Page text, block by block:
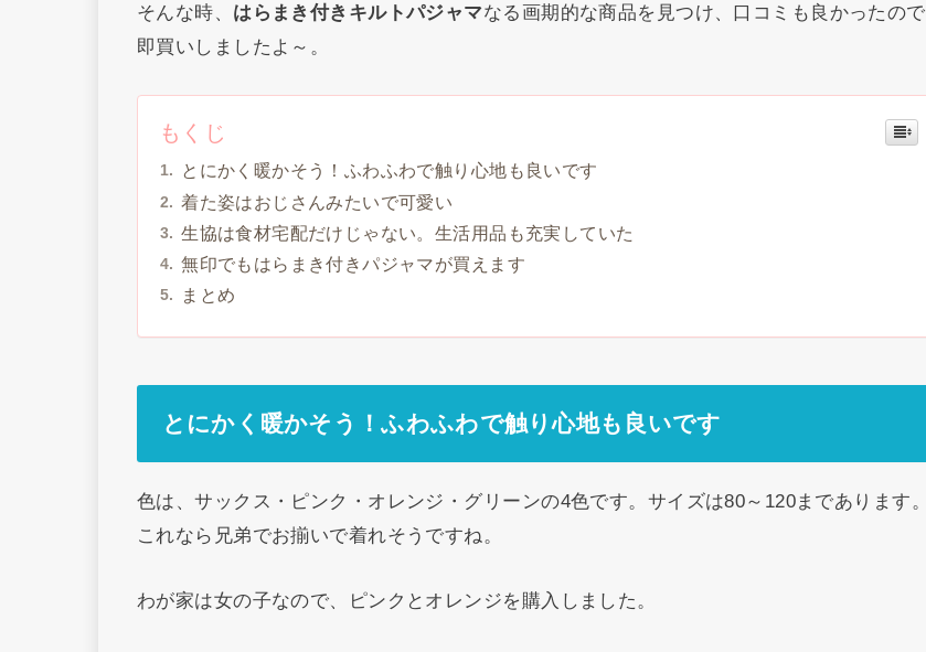
そんな時、 はらまき付きキルトパジャマなる画期的な商品を見つけ、口コミも良かったので
即買いしましたよ～。
もくじ
とにかく暖かそう！ふわふわで触り心地も良いです
着た姿はおじさんみたいで可愛い
生協は食材宅配だけじゃない。生活用品も充実していた
無印でもはらまき付きパジャマが買えます
まとめ
とにかく暖かそう！ふわふわで触り心地も良いです
色は、サックス・ピンク・オレンジ・グリーンの4色です。サイズは80～120まであります。
これなら兄弟でお揃いで着れそうですね。
わが家は女の子なので、ピンクとオレンジを購入しました。